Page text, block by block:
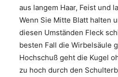
aus langem Haar, Feist und
Wenn Sie Mitte Blatt halten
diesen Umständen Fleck
besten Fall die Wirbelsäule
Hochschuß geht die Kugel
zu hoch durch den